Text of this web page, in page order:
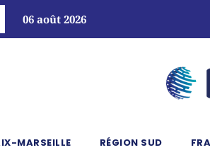
06 août 2026
MARSEILLE RÉGION SUD